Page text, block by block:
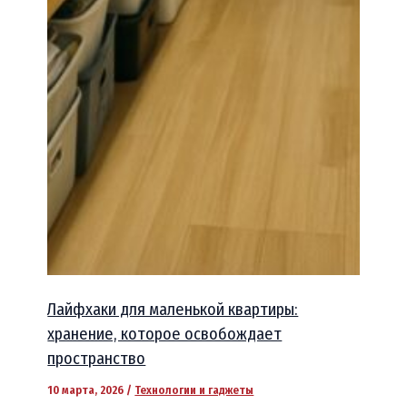
Лайфхаки для маленькой квартиры:
хранение, которое освобождает
пространство
10 марта, 2026 / Технологии и гаджеты